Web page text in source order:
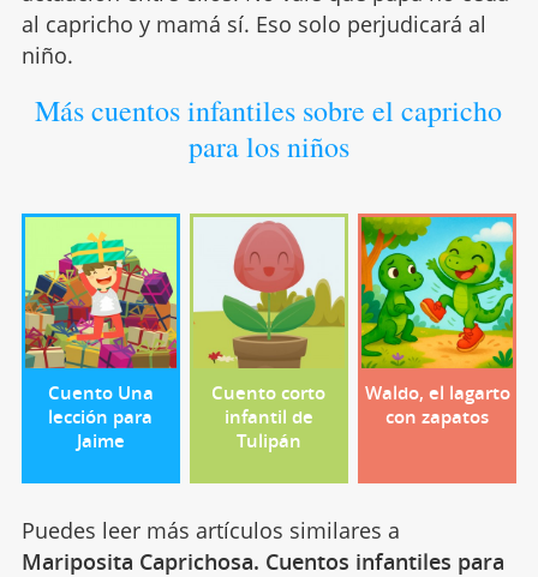
al capricho y mamá sí. Eso solo perjudicará al
niño.
Más cuentos infantiles sobre el capricho
para los niños
Cuento Una
lección para
Jaime
Cuento corto
infantil de
Tulipán
Waldo, el lagarto
con zapatos
Puedes leer más artículos similares a
Mariposita Caprichosa. Cuentos infantiles para